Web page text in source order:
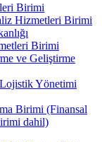
Birimi
Hizmetleri Birimi
Birimi
ve Geliştirme
Yönetimi
Birimi (Finansal
dahil)